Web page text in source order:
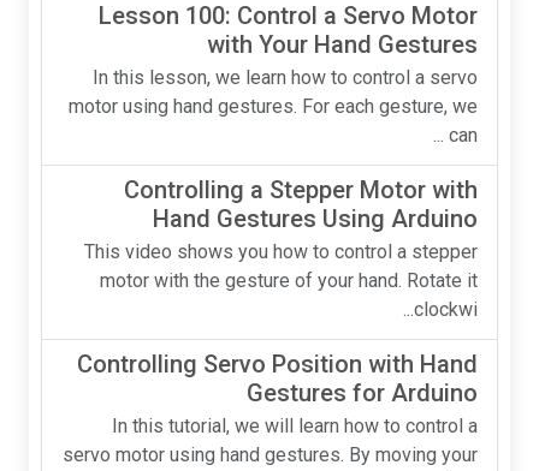
Lesson 100: Control a Servo Motor
with Your Hand Gestures
In this lesson, we learn how to control a servo
motor using hand gestures. For each gesture, we
can ...
Controlling a Stepper Motor with
Hand Gestures Using Arduino
This video shows you how to control a stepper
motor with the gesture of your hand. Rotate it
clockwi...
Controlling Servo Position with Hand
Gestures for Arduino
In this tutorial, we will learn how to control a
servo motor using hand gestures. By moving your